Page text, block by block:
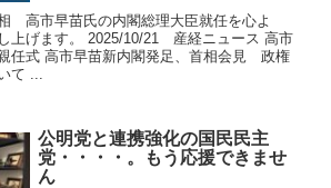
高市早苗氏の内閣総理大臣就任を心よ
上げます。 2025/10/21 産経ニュース 高市
任式 高市早苗新内閣発足、首相会見 政権
て ...
公明党と連携強化の国民民主
党・・・・。もう応援できませ
ん